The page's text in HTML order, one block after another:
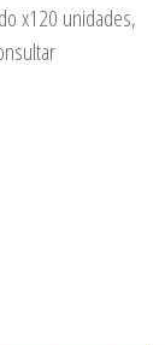
x120 unidades,